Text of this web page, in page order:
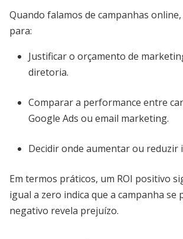
Quando falamos de campanhas online,
para:
Justificar o orçamento de
diretoria.
Comparar a performance entre
Google Ads ou email marketing.
Decidir onde aumentar ou reduzir
Em termos práticos, um ROI positivo
igual a zero indica que a campanha se
negativo revela prejuízo.